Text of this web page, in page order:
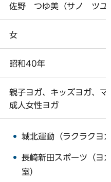
佐野 つゆ美（サノ ツユ
女
昭和40年
親子ヨガ、キッズヨガ、
成人女性ヨガ
城北運動（ラクラクヨ
長崎新田スポーツ（ヨ
室）